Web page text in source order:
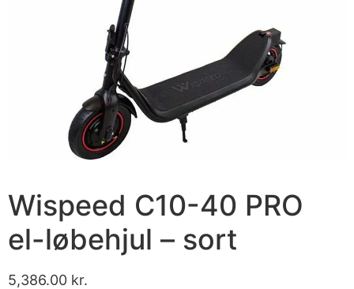
Wispeed C10-40 PRO
el-løbehjul – sort
5,386.00 kr.